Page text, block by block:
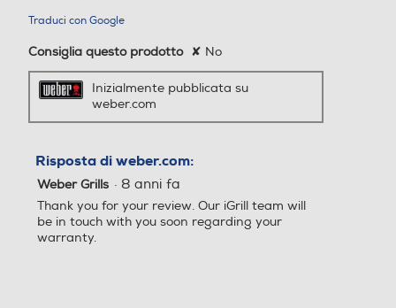
Traduci con Google
Consiglia questo prodotto ✘ No
Inizialmente pubblicata su
weber.com
Risposta di weber.com:
Weber Grills · 8 anni fa
Thank you for your review. Our iGrill team will
be in touch with you soon regarding your
warranty.